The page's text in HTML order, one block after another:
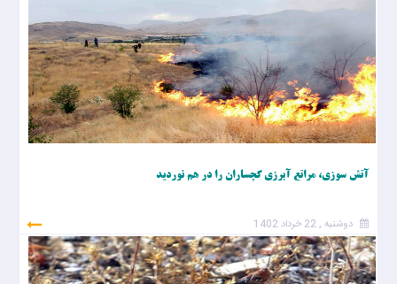
آتش سوزی، مراتع آبرزی گچساران را در هم نوردید
دوشنبه , 22 خرداد 1402